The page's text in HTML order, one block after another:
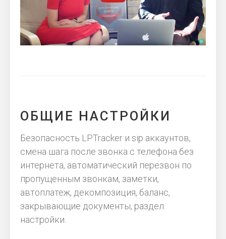
ОБЩИЕ НАСТРОЙКИ
Безопасность LPTracker и sip аккаунтов,
смена шага после звонка с телефона без
интернета, автоматический перезвон по
пропущенным звонкам, заметки,
автоплатеж, декомпозиция, баланс,
закрывающие документы, раздел
настройки.